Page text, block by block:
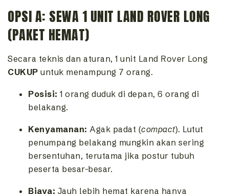
OPSI A: SEWA 1 UNIT LAND ROVER LONG
(PAKET HEMAT)
Secara teknis dan aturan, 1 unit Land Rover Long
CUKUP untuk menampung 7 orang.
Posisi: 1 orang duduk di depan, 6 orang di
belakang.
Kenyamanan: Agak padat (compact). Lutut
penumpang belakang mungkin akan sering
bersentuhan, terutama jika postur tubuh
peserta besar-besar.
Biaya: Jauh lebih hemat karena hanya